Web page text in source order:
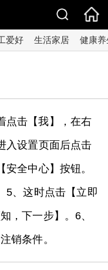
爱好 生活家居 健康养
点击【我】，在右
入设置页面后点击
安全中心】按钮。
5、这时点击【立即
，下一步】。6、
销条件。